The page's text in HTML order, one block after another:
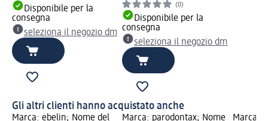
Disponibile per la
consegna
seleziona il negozio dm
(0)
Disponibile per la
consegna
seleziona il negozio dm
Gli altri clienti hanno acquistato anche
Marca: ebelin; Nome del
Marca: parodontax; Nome
Marca: